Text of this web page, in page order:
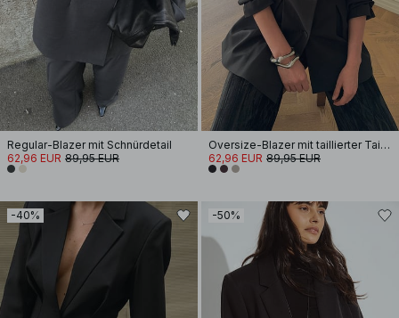
Regular-Blazer mit Schnürdetail
62,96 EUR 89,95 EUR
Oversize-Blazer mit taillierter Taille
62,96 EUR 89,95 EUR
-40% -50%